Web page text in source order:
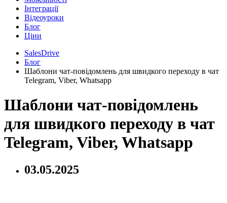
Інтеграції
Відеоуроки
Блог
Ціни
SalesDrive
Блог
Шаблони чат-повідомлень для швидкого переходу в чат
Telegram, Viber, Whatsapp
Шаблони чат-повідомлень
для швидкого переходу в чат
Telegram, Viber, Whatsapp
03.05.2025